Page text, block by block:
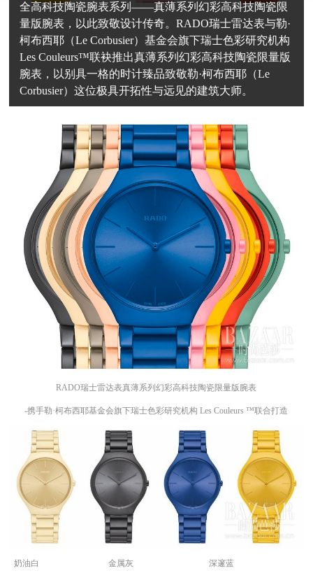
全高科技陶瓷腕表系列——真薄系列幻彩高科技陶瓷限
量版腕表，以此致敬设计传奇。RADO瑞士雷达表与勒·
柯布西耶（Le Corbusier）基金会旗下瑞士色彩研究机构
Les Couleurs™联袂推出真薄系列幻彩高科技陶瓷限量版
腕表，以别具一格的时计臻品致敬勒·柯布西耶（Le
Corbusier）这位极具开拓性与远见的建筑大师。
RADO瑞士雷达表真薄系列幻彩高科技陶瓷限量版腕表
-携手勒·柯布西耶基金会旗下瑞士色彩研究机构 Les Couleurs ™联合打造
奶油白 金属灰 深邃蓝